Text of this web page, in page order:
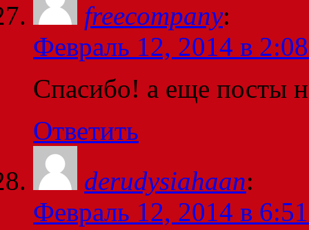
freecompany:
Февраль 12, 2014 в
Спасибо! а еще посты
Ответить
derudysiahaan:
Февраль 12, 2014 в